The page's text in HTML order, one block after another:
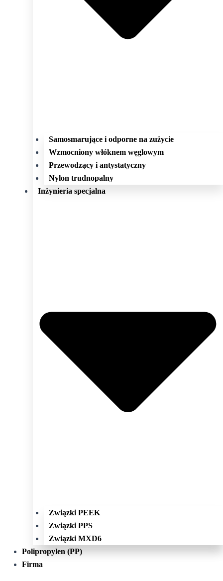
Samosmarujące i odporne na zużycie
Wzmocniony włóknem węglowym
Przewodzący i antystatyczny
Nylon trudnopalny
Inżynieria specjalna
Związki PEEK
Związki PPS
Związki MXD6
Polipropylen (PP)
Firma